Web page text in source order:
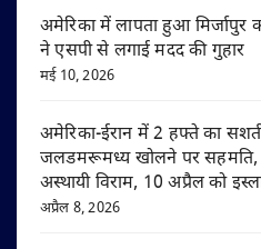
अमेरिका में लापता हुआ मिर्जापुर
ने एसपी से लगाई मदद की गुहार
मई 10, 2026
अमेरिका-ईरान में 2 हफ्ते का
जलडमरूमध्य खोलने पर सहमति,
अस्थायी विराम, 10 अप्रैल को
अप्रैल 8, 2026